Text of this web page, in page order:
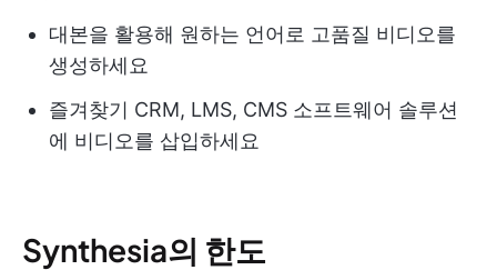
대본을 활용해 원하는 언어로 고품질 비디오를
생성하세요
즐겨찾기 CRM, LMS, CMS 소프트웨어 솔루션
에 비디오를 삽입하세요
Synthesia의 한도